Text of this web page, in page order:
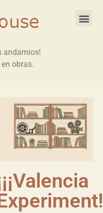
andamios!
en obras.